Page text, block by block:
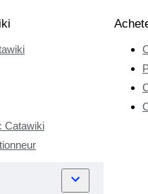
Catawiki